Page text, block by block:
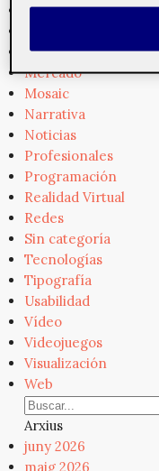
Interfaces
Medios
Mercado
Mosaic
Narrativa
Noticias
Profesionales
Programación
Realidad Virtual
Redes
Sin categoría
Tecnologías
Tipografía
Usabilidad
Vídeo
Videojuegos
Visualización
Web
Arxius
juny 2026
maig 2026